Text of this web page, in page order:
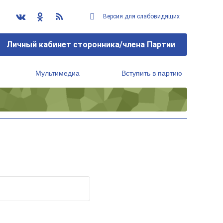
Версия для слабовидящих
Личный кабинет сторонника/члена Партии
Мультимедиа Вступить в партию